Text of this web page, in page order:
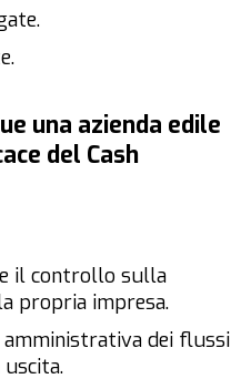
una azienda edile
del Cash
il controllo sulla
propria impresa.
dei flussi